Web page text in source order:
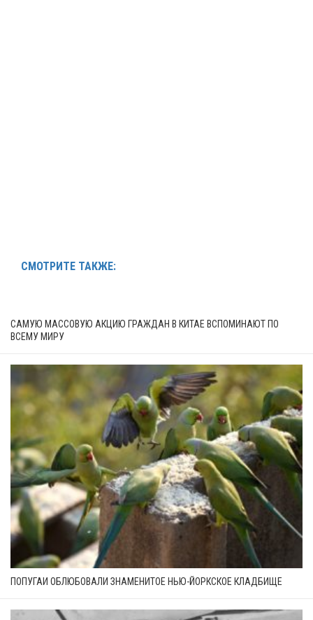
СМОТРИТЕ ТАКЖЕ:
САМУЮ МАССОВУЮ АКЦИЮ ГРАЖДАН В КИТАЕ ВСПОМИНАЮТ ПО
ВСЕМУ МИРУ
ПОПУГАИ ОБЛЮБОВАЛИ ЗНАМЕНИТОЕ НЬЮ-ЙОРКСКОЕ КЛАДБИЩЕ